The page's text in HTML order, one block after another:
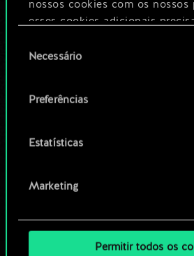
nossos cookies com os nossos
esses cookies adicionais
Você encontrará todos os
de cookies e poderá ajustar as
no menu "Configurações"
deNecessário
Preferências
Estatísticas
Marketing
Permitir todos os
comunidade